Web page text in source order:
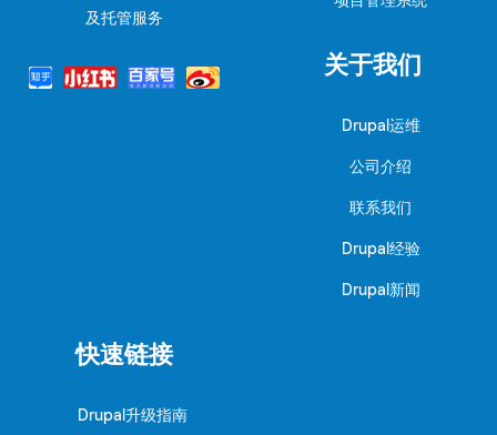
及托管服务
关于我们
Drupal运维
公司介绍
联系我们
Drupal经验
Drupal新闻
快速链接
Drupal升级指南